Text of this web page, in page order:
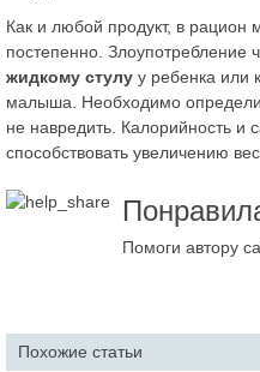
Как и любой продукт, в рацион
постепенно. Злоупотребление
жидкому стулу у ребенка или
малыша. Необходимо
не навредить. Калорийность и
способствовать увеличению
Помоги автору
Похожие статьи